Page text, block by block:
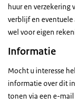
huur en verzekering
verblijf en
wel voor eigen
Informatie
Mocht u interesse
informatie over dit
tonen via een e-mail